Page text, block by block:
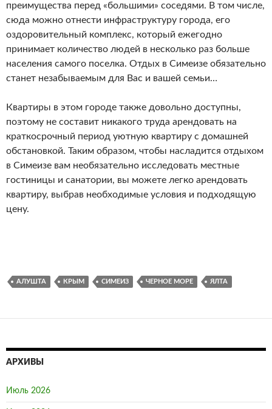
преимущества перед «большими» соседями. В том числе,
сюда можно отнести инфраструктуру города, его
оздоровительный комплекс, который ежегодно
принимает количество людей в несколько раз больше
населения самого поселка. Отдых в Симеизе обязательно
станет незабываемым для Вас и вашей семьи…
Квартиры в этом городе также довольно доступны,
поэтому не составит никакого труда арендовать на
краткосрочный период уютную квартиру с домашней
обстановкой. Таким образом, чтобы насладится отдыхом
в Симеизе вам необязательно исследовать местные
гостиницы и санатории, вы можете легко арендовать
квартиру, выбрав необходимые условия и подходящую
цену.
АЛУШТА КРЫМ СИМЕИЗ ЧЕРНОЕ МОРЕ ЯЛТА
АРХИВЫ
Июль 2026